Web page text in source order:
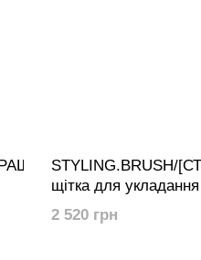
STYLING.BRUSH/
щітка для укладання
2 520 грн